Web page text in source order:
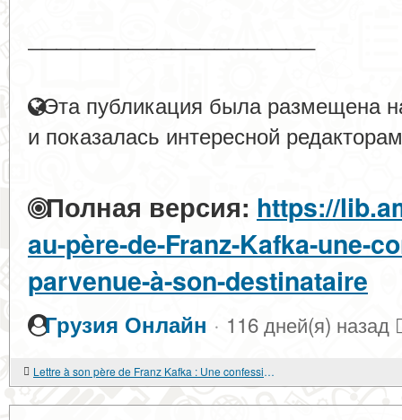
Эта публикация была размещена
и показалась интересной
Полная версия: https://
au-père-de-Franz-Kafka-une-
parvenue-à-son-destinataire
Грузия Онлайн · 116 дней(я) назад
Lettre à son père de Franz Kafka : Une confession qui n'a jamais atteint sa destination.